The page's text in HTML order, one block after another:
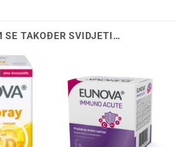
SE TAKOĐER SVIDJETI…